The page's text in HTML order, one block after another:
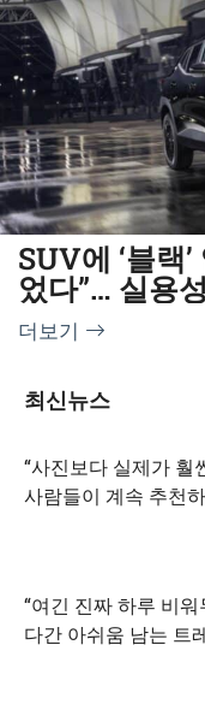
SUV에 ‘블랙
었다”… 실용
년형 출시
더보기
최신뉴스
“사진보다 실제가 훨
사람들이 계속 추천
“여긴 진짜 하루 비
다간 아쉬움 남는 트